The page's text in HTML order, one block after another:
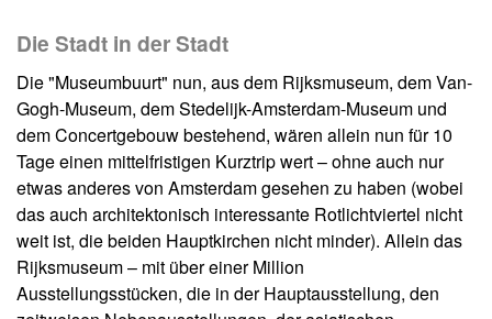
Die Stadt in der Stadt
Die "Museumbuurt" nun, aus dem Rijksmuseum, dem Van-
Gogh-Museum, dem Stedelijk-Amsterdam-Museum und
dem Concertgebouw bestehend, wären allein nun für 10
Tage einen mittelfristigen Kurztrip wert – ohne auch nur
etwas anderes von Amsterdam gesehen zu haben (wobei
das auch architektonisch interessante Rotlichtviertel nicht
weit ist, die beiden Hauptkirchen nicht minder). Allein das
Rijksmuseum – mit über einer Million
Ausstellungsstücken, die in der Hauptausstellung, den